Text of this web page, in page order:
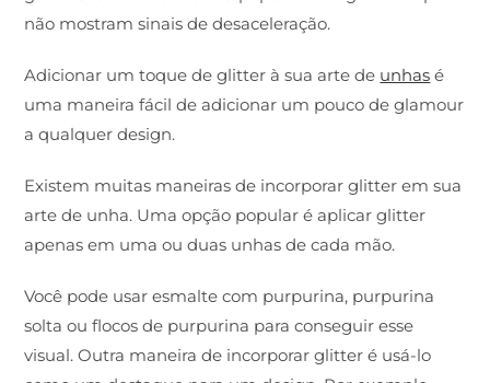
não mostram sinais de desaceleração.
Adicionar um toque de glitter à sua arte de unhas é
uma maneira fácil de adicionar um pouco de glamour
a qualquer design.
Existem muitas maneiras de incorporar glitter em sua
arte de unha. Uma opção popular é aplicar glitter
apenas em uma ou duas unhas de cada mão.
Você pode usar esmalte com purpurina, purpurina
solta ou flocos de purpurina para conseguir esse
visual. Outra maneira de incorporar glitter é usá-lo